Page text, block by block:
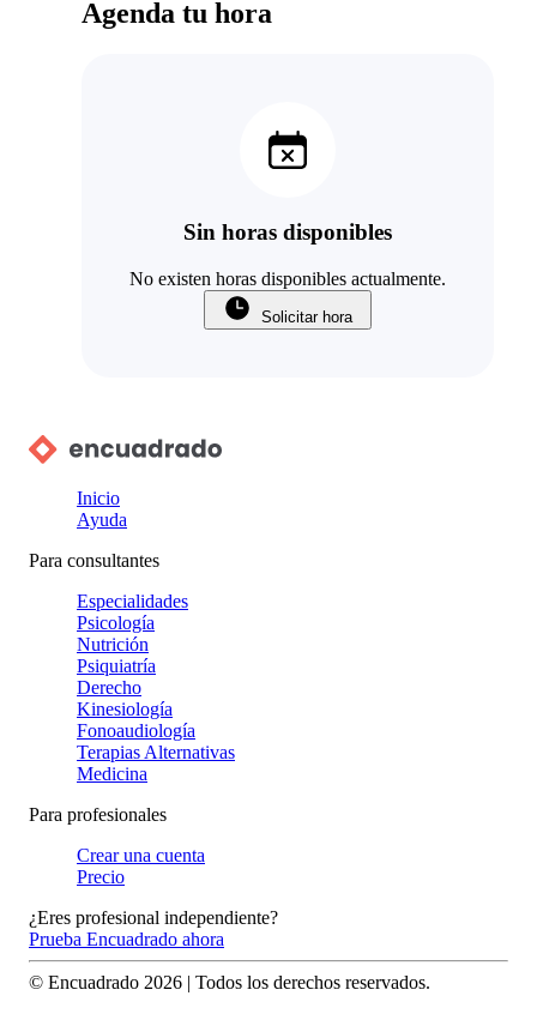
Agenda tu hora
Sin horas disponibles
No existen horas disponibles actualmente.
Solicitar hora
Inicio
Ayuda
Para consultantes
Especialidades
Psicología
Nutrición
Psiquiatría
Derecho
Kinesiología
Fonoaudiología
Terapias Alternativas
Medicina
Para profesionales
Crear una cuenta
Precio
¿Eres profesional independiente?
Prueba Encuadrado ahora
© Encuadrado 2026 | Todos los derechos reservados.